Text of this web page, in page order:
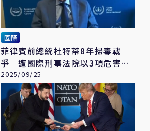
國際
菲律賓前總統杜特蒂8年掃毒戰
爭 遭國際刑事法院以3項危害人
類罪起訴
2025/09/25